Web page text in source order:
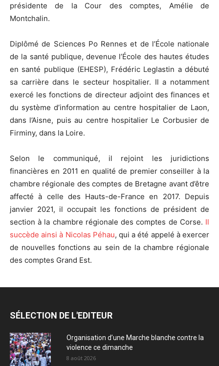
présidente de la Cour des comptes, Amélie de
Montchalin.
Diplômé de Sciences Po Rennes et de l’École nationale
de la santé publique, devenue l’École des hautes études
en santé publique (EHESP), Frédéric Leglastin a débuté
sa carrière dans le secteur hospitalier. Il a notamment
exercé les fonctions de directeur adjoint des finances et
du système d’information au centre hospitalier de Laon,
dans l’Aisne, puis au centre hospitalier Le Corbusier de
Firminy, dans la Loire.
Selon le communiqué, il rejoint les juridictions
financières en 2011 en qualité de premier conseiller à la
chambre régionale des comptes de Bretagne avant d’être
affecté à celle des Hauts-de-France en 2017. Depuis
janvier 2021, il occupait les fonctions de président de
section à la chambre régionale des comptes de Corse. Il
succède ainsi à Nicolas Péhau, qui a été appelé à exercer
de nouvelles fonctions au sein de la chambre régionale
des comptes Grand Est.
SÉLECTION DE L'EDITEUR
Organisation d’une Marche blanche contre la
violence ce dimanche
8 août 2026